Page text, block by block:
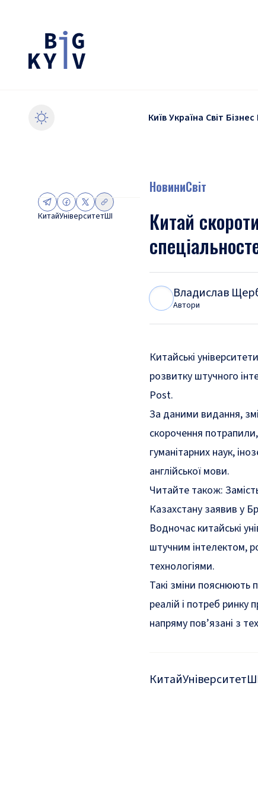
КиївУкраїна Світ Бізнес
КитайУніверситетШІ
НовиниСвіт
Китай
Владислав
Автори
Китайські
розвитку штучного
Post.
За даними видання,
скорочення
гуманітарних наук,
англійської мови.
Читайте також:
Казахстану заявив у
Водночас китайські
штучним інтелектом,
технологіями.
Такі зміни пояснюють
реалій і потреб ринку
напряму пов’язані з
КитайУніверситет